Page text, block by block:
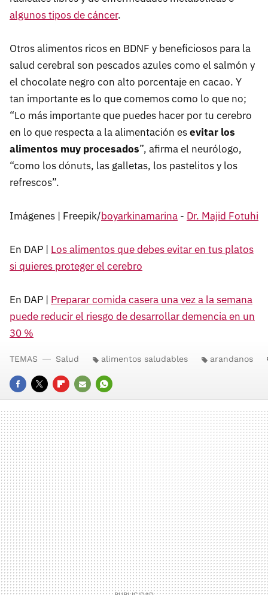
algunos tipos de cáncer.
Otros alimentos ricos en BDNF y beneficiosos para la
salud cerebral son pescados azules como el salmón y
el chocolate negro con alto porcentaje en cacao. Y
tan importante es lo que comemos como lo que no;
“Lo más importante que puedes hacer por tu cerebro
en lo que respecta a la alimentación esevitar los
alimentos muy procesados”, afirma el neurólogo,
“como los dónuts, las galletas, los pastelitos y los
refrescos”.
Imágenes | Freepik/boyarkinamarina - Dr. Majid Fotuhi
En DAP | Los alimentos que debes evitar en tus platos
si quieres proteger el cerebro
En DAP | Preparar comida casera una vez a la semana
puede reducir el riesgo de desarrollar demencia en un
30 %
FACEBOOK
TWITTERFLIPBOARD
E-
MAIL
WHATSAPP
TEMAS Salud alimentos saludables arandanos